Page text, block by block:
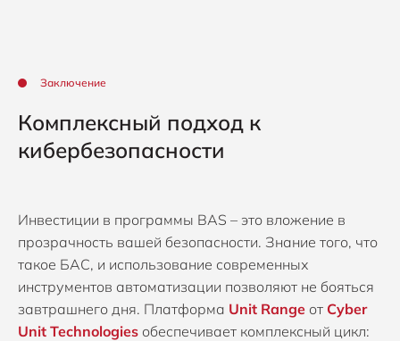
Заключение
Комплексный подход к
кибербезопасности
Инвестиции в программы BAS – это вложение в
прозрачность вашей безопасности. Знание того, что
такое БАС, и использование современных
инструментов автоматизации позволяют не бояться
завтрашнего дня. Платформа Unit Range от Cyber
Unit Technologies обеспечивает комплексный цикл: